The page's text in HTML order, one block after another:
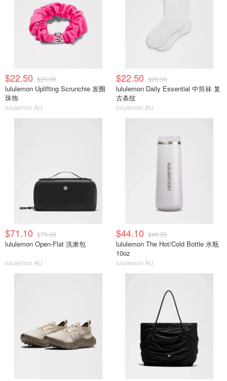
$22.50 $25.00
lululemon Uplifting Scrunchie 发圈
珠饰
lululemon AU
$22.50 $25.00
lululemon Daily Essential 中筒袜 复
古条纹
lululemon AU
$71.10 $79.00
lululemon Open-Flat 洗漱包
lululemon AU
$44.10 $49.00
lululemon The Hot/Cold Bottle 水瓶
10oz
lululemon AU